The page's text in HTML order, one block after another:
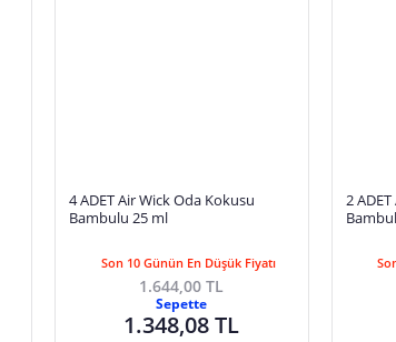
4 ADET Air Wick Oda Kokusu
Bambulu 25 ml
Son 10 Günün En Düşük Fiyatı
1.644,00 TL
Sepette
1.348,08 TL
2 ADET Air Wick Oda Kokusu